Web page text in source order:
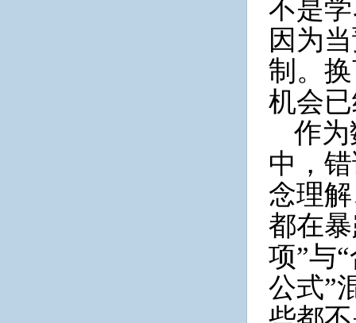
不是
因为
制。
机会
作
中，
念理
都在
项”与
公式”